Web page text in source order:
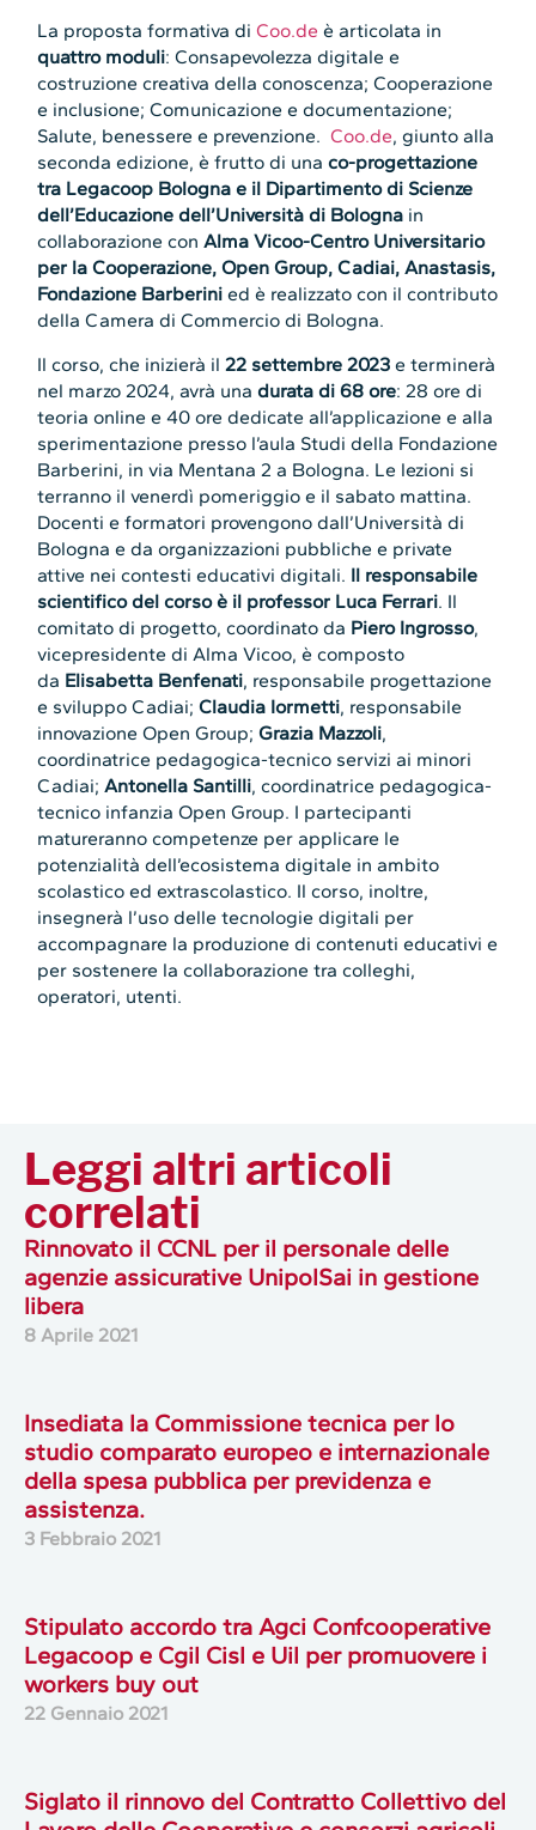
La proposta formativa di Coo.deè articolata in
quattro moduli: Consapevolezza digitale e
costruzione creativa della conoscenza; Cooperazione
e inclusione; Comunicazione e documentazione;
Salute, benessere e prevenzione. Coo.de, giunto alla
seconda edizione, è frutto di unaco-progettazione
tra Legacoop Bologna e il Dipartimento di Scienze
dell’Educazione dell’Università di Bologna in
collaborazione conAlma Vicoo-Centro Universitario
per la Cooperazione, Open Group, Cadiai, Anastasis,
Fondazione Barberini ed è realizzato con il contributo
della Camera di Commercio di Bologna.
Il corso, che inizierà il22 settembre 2023 e terminerà
nel marzo 2024, avrà unadurata di 68 ore: 28 ore di
teoria online e 40 ore dedicate all’applicazione e alla
sperimentazione presso l’aula Studi della Fondazione
Barberini, in via Mentana 2 a Bologna. Le lezioni si
terranno il venerdì pomeriggio e il sabato mattina.
Docenti e formatori provengono dall’Università di
Bologna e da organizzazioni pubbliche e private
attive nei contesti educativi digitali. Il responsabile
scientifico del corso è il professor Luca Ferrari. Il
comitato di progetto, coordinato da Piero Ingrosso,
vicepresidente di Alma Vicoo, è composto
da Elisabetta Benfenati, responsabile progettazione
e sviluppo Cadiai;Claudia Iormetti, responsabile
innovazione Open Group;Grazia Mazzoli,
coordinatrice pedagogica-tecnico servizi ai minori
Cadiai;Antonella Santilli, coordinatrice pedagogica-
tecnico infanzia Open Group. I partecipanti
matureranno competenze per applicare le
potenzialità dell’ecosistema digitale in ambito
scolastico ed extrascolastico. Il corso, inoltre,
insegnerà l’uso delle tecnologie digitali per
accompagnare la produzione di contenuti educativi e
per sostenere la collaborazione tra colleghi,
operatori, utenti.
Leggi altri articoli
correlati
Rinnovato il CCNL per il personale delle
agenzie assicurative UnipolSai in gestione
libera
8 Aprile 2021
Insediata la Commissione tecnica per lo
studio comparato europeo e internazionale
della spesa pubblica per previdenza e
assistenza.
3 Febbraio 2021
Stipulato accordo tra Agci Confcooperative
Legacoop e Cgil Cisl e Uil per promuovere i
workers buy out
22 Gennaio 2021
Siglato il rinnovo del Contratto Collettivo del